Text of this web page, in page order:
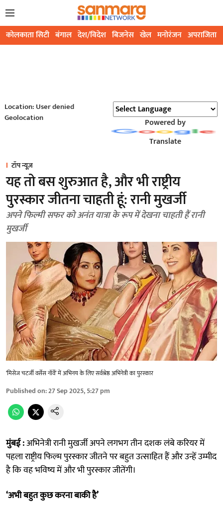
कोलकाता सिटी बंगाल देश/विदेश बिजनेस खेल मनोरंजन अपराजिता
Location: User denied
Geolocation
Powered by
Translate
टॉप न्यूज़
यह तो बस शुरुआत है, और भी राष्ट्रीय
पुरस्कार जीतना चाहती हूं: रानी मुखर्जी
अपने फिल्मी सफर को अनंत यात्रा के रूप में देखना चाहती हैं रानी
मुखर्जी
‘मिसेज चटर्जी वर्सेस नॉर्वे’ में अभिनय के लिए सर्वश्रेष्ठ अभिनेत्री का पुरस्कार
Published on:27 Sep 2025, 5:27 pm
मुंबई :अभिनेत्री रानी मुखर्जी अपने लगभग तीन दशक लंबे करियर में
पहला राष्ट्रीय फिल्म पुरस्कार जीतने पर बहुत उत्साहित हैं और उन्हें उम्मीद
है कि वह भविष्य में और भी पुरस्कार जीतेंगी।
‘अभी बहुत कुछ करना बाकी है’